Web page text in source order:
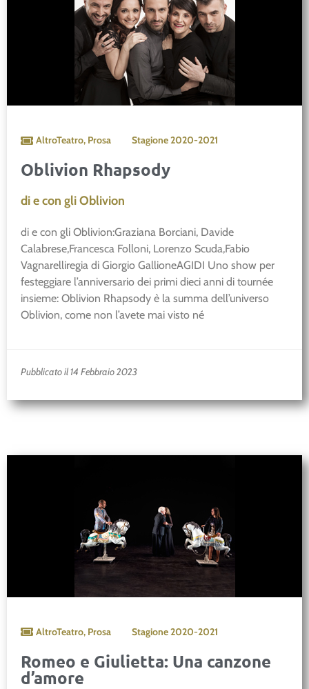
AltroTeatro, Prosa Stagione2020-2021
Oblivion Rhapsody
di e con gli Oblivion
di e con gli Oblivion:Graziana Borciani, Davide
Calabrese,Francesca Folloni, Lorenzo Scuda,Fabio
Vagnarelliregia di Giorgio GallioneAGIDI Uno show per
festeggiare l’anniversario dei primi dieci anni di tournée
insieme: Oblivion Rhapsody è la summa dell’universo
Oblivion, come non l’avete mai visto né
Pubblicato il 14 Febbraio 2023
AltroTeatro, Prosa Stagione2020-2021
Romeo e Giulietta: Una canzone
d’amore